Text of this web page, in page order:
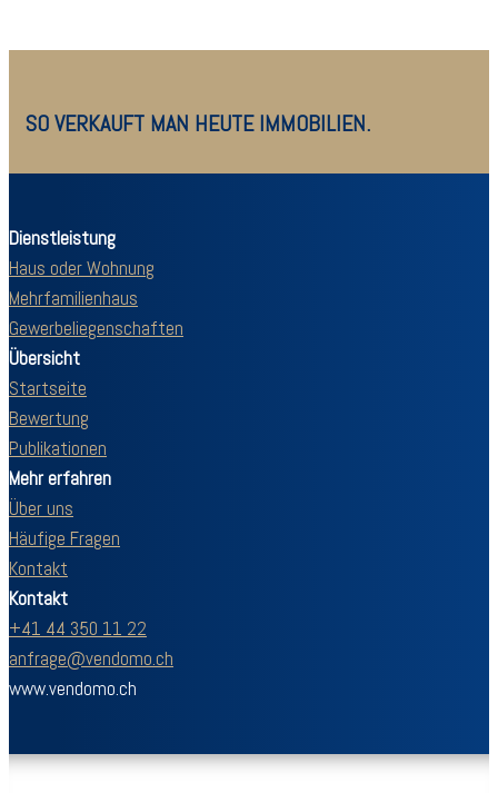
SO VERKAUFT MAN HEUTE IMMOBILIEN.
Dienstleistung
Haus oder Wohnung
Mehrfamilienhaus
Gewerbeliegenschaften
Übersicht
Startseite
Bewertung
Publikationen
Mehr erfahren
Über uns
Häufige Fragen
Kontakt
Kontakt
+41 44 350 11 22
anfrage@vendomo.ch
www.vendomo.ch